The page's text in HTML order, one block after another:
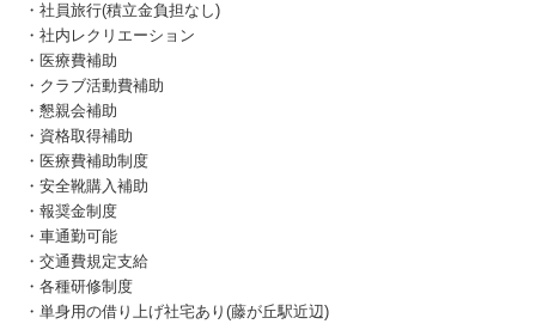
・社員旅行(積立金負担なし)
・社内レクリエーション
・医療費補助
・クラブ活動費補助
・懇親会補助
・資格取得補助
・医療費補助制度
・安全靴購入補助
・報奨金制度
・車通勤可能
・交通費規定支給
・各種研修制度
・単身用の借り上げ社宅あり(藤が丘駅近辺)